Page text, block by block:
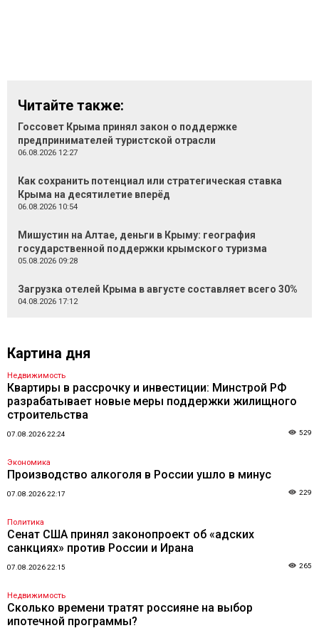
Читайте также:
Госсовет Крыма принял закон о поддержке
предпринимателей туристской отрасли
06.08.2026 12:27
Как сохранить потенциал или стратегическая ставка
Крыма на десятилетие вперёд
06.08.2026 10:54
Мишустин на Алтае, деньги в Крыму: география
государственной поддержки крымского туризма
05.08.2026 09:28
Загрузка отелей Крыма в августе составляет всего 30%
04.08.2026 17:12
Картина дня
Недвижимость
Квартиры в рассрочку и инвестиции: Минстрой РФ
разрабатывает новые меры поддержки жилищного
строительства
07.08.2026 22:24 529
Экономика
Производство алкоголя в России ушло в минус
07.08.2026 22:17 229
Политика
Сенат США принял законопроект об «адских
санкциях» против России и Ирана
07.08.2026 22:15 265
Недвижимость
Сколько времени тратят россияне на выбор
ипотечной программы?